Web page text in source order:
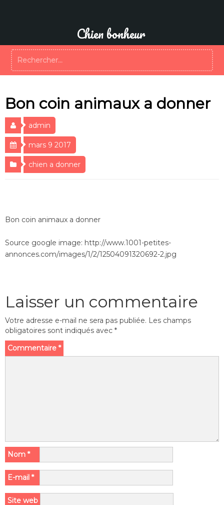
Chien bonheur
Bon coin animaux a donner
admin
mars 9 2017
chien a donner
Bon coin animaux a donner
Source google image: http://www.1001-petites-
annonces.com/images/1/2/12504091320692-2.jpg
Laisser un commentaire
Votre adresse e-mail ne sera pas publiée. Les champs
obligatoires sont indiqués avec *
Commentaire *
Nom *
E-mail *
Site web
Rechercher :